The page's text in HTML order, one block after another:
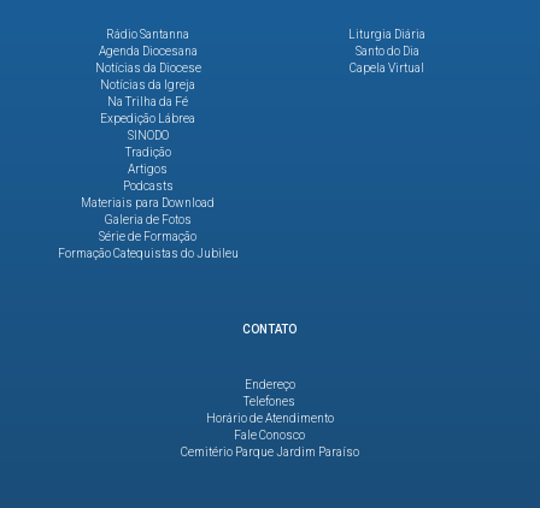
Rádio Santanna
Agenda Diocesana
Notícias da Diocese
Notícias da Igreja
Na Trilha da Fé
Expedição Lábrea
SINODO
Tradição
Artigos
Podcasts
Materiais para Download
Galeria de Fotos
Série de Formação
Formação Catequistas do Jubileu
Liturgia Diária
Santo do Dia
Capela Virtual
CONTATO
Endereço
Telefones
Horário de Atendimento
Fale Conosco
Cemitério Parque Jardim Paraíso